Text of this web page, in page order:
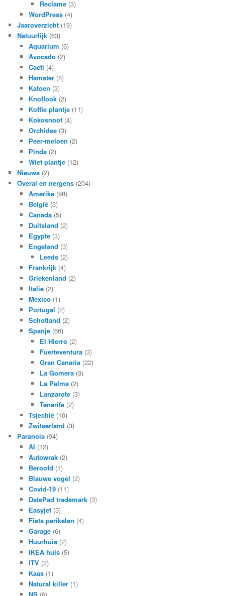
Reclame (3)
WordPress(4)
Jaaroverzicht (19)
Natuurlijk (63)
Aquarium (6)
Avocado(2)
Cacti (4)
Hamster(5)
Katoen (3)
Knoflook(2)
Koffie plantje(11)
Kokosnoot(4)
Orchidee(3)
Peer-meloen (2)
Pinda(2)
Wiet plantje(12)
Nieuws (2)
Overal en nergens (204)
Amerika(98)
België(3)
Canada(5)
Duitsland (2)
Egypte(3)
Engeland (3)
Leeds (2)
Frankrijk(4)
Griekenland (2)
Italie(2)
Mexico(1)
Portugal (2)
Schotland (2)
Spanje(66)
El Hierro (2)
Fuerteventura (3)
Gran Canaria (22)
La Gomera (3)
La Palma (2)
Lanzarote (3)
Tenerife (2)
Tsjechië(10)
Zwitserland (3)
Paranoia (94)
AI (12)
Autowrak(2)
Beroofd (1)
Blauwe vogel (2)
Covid-19(11)
DatePad trademark(3)
Easyjet(3)
Fiets perikelen (4)
Garage(6)
Huurhuis(2)
IKEA huis(5)
ITV(2)
Kaas(1)
Natural killer(1)
NS(6)